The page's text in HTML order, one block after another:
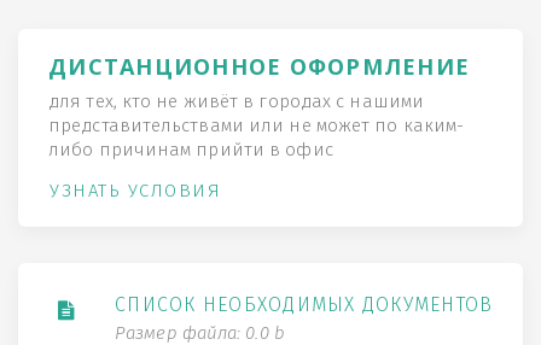
ДИСТАНЦИОННОЕ ОФОРМЛЕНИЕ
для тех, кто не живёт в городах с нашими
представительствами или не может по каким-
либо причинам прийти в офис
УЗНАТЬ УСЛОВИЯ
СПИСОК НЕОБХОДИМЫХ ДОКУМЕНТОВ
Размер файла: 0.0 b